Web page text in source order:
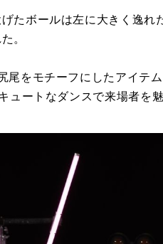
たボールは左に大きく逸
。
尾をモチーフにしたアイテ
ュートなダンスで来場者を魅